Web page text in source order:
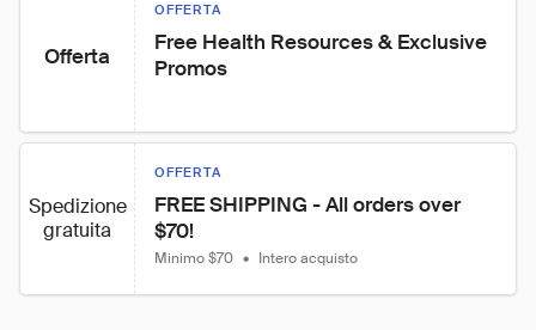
Offerta
OFFERTA
Free Health Resources & Exclusive
Promos
Spedizione
gratuita
OFFERTA
FREE SHIPPING - All orders over
$70!
Minimo $70 • Intero acquisto